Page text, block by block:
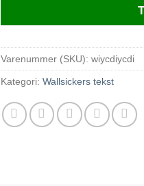
Varenummer (SKU): wiycdiycdi
Kategori: Wallsickers tekst